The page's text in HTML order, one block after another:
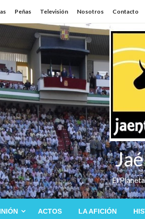
Peñas Televisión Nosotros Contacto
El
ACTOS LA AFICIÓN